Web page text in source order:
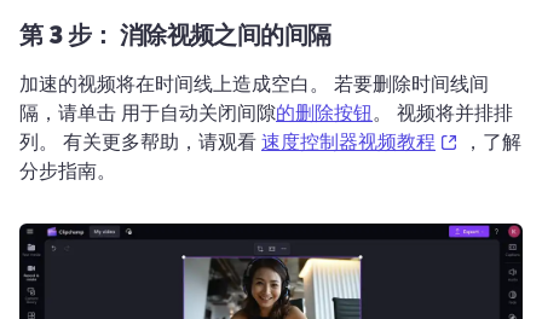
第 3 步： 消除视频之间的间隔
加速的视频将在时间线上造成空白。 若要删除时间线间
隔，请单击 用于自动关闭间隙的删除按钮。 视频将并排排
列。 有关更多帮助，请观看 速度控制器视频教程 (opens
，了解
分步指南。